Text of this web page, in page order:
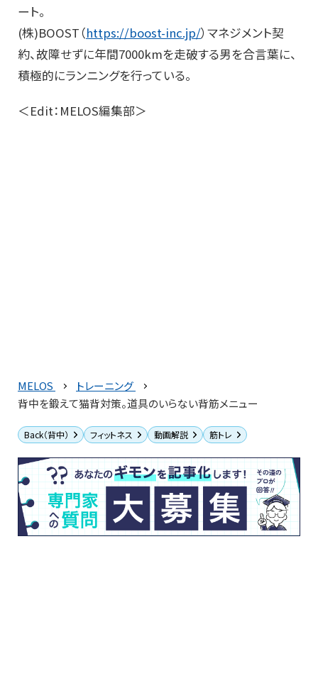
ート。
(株)BOOST（https://boost-inc.jp/）マネジメント契
約、故障せずに年間7000kmを走破する男を合言葉に、
積極的にランニングを行っている。
＜Edit：MELOS編集部＞
MELOS
トレーニング
背中を鍛えて猫背対策。道具のいらない背筋メニュー
Back（背中） フィットネス 動画解説 筋トレ